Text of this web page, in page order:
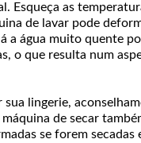
Esqueça as
de lavar pode
a água muito quente
o que resulta num
lingerie,
de secar
se forem secadas